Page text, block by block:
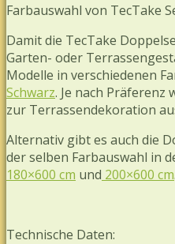
Farbauswahl von TecTake
Damit die TecTake
Garten- oder
Modelle in verschiedenen
Schwarz. Je nach Präferenz
zur Terrassendekoration
Alternativ gibt es auch die
der selben Farbauswahl in
180×600 cm und 200×600 cm.
Technische Daten: